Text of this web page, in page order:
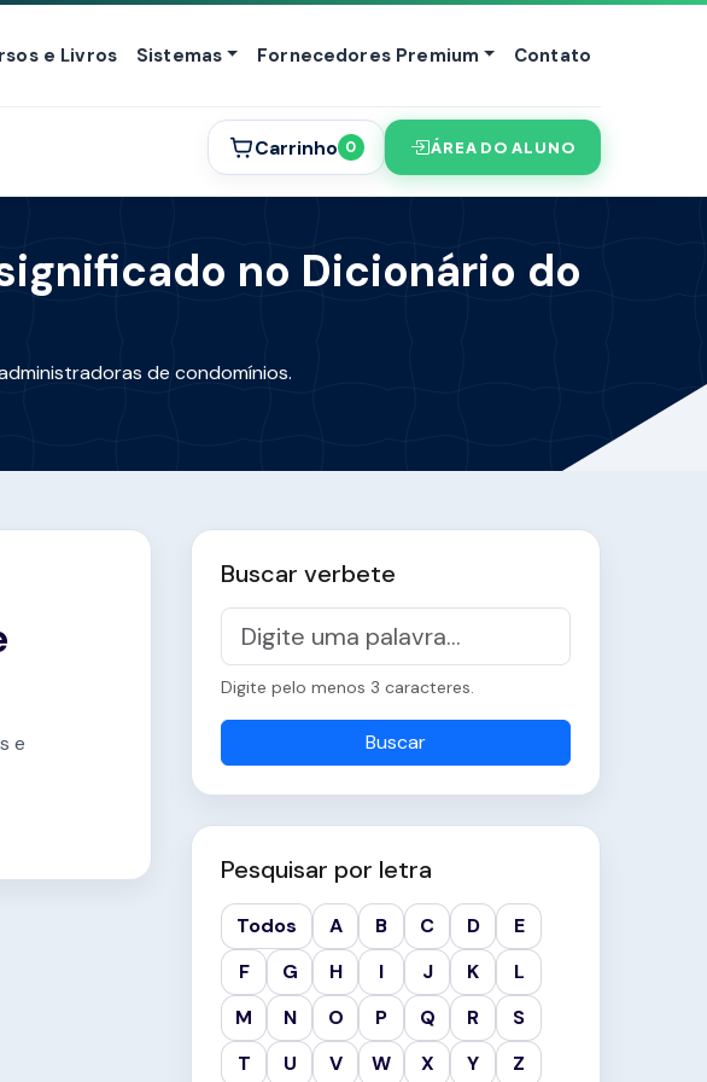
e Livros Sistemas Fornecedores Premium Contato
Carrinho 0 ÁREA DO ALUNO
no Dicionário do
de condomínios.
e
Buscar verbete
Digite pelo menos 3 caracteres.
Buscar
Pesquisar por letra
Todos A B C D
E
F
G H I J K
L
M
N O P Q R
S
T
U V W X Y Z